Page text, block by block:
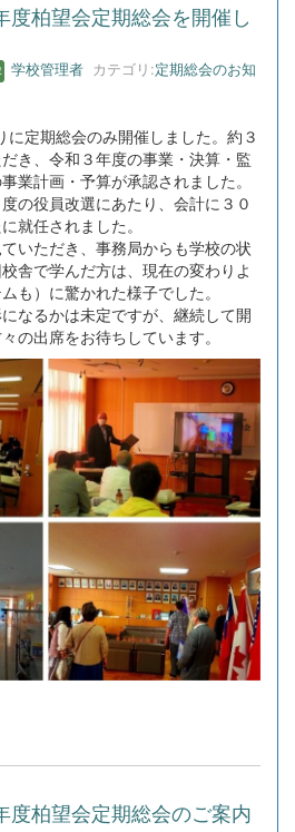
度柏望会定期総会を開催し
学校管理者 カテゴリ:定期総会のお知
定期総会のみ開催しました。約３
き、令和３年度の事業・決算・監
業計画・予算が承認されました。
の役員改選にあたり、会計に３０
就任されました。
いただき、事務局からも学校の状
舎で学んだ方は、現在の変わりよ
も）に驚かれた様子でした。
なるかは未定ですが、継続して開
の出席をお待ちしています。
度柏望会定期総会のご案内